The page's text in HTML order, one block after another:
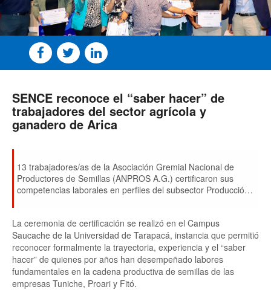
SENCE reconoce el “saber hacer” de
trabajadores del sector agrícola y
ganadero de Arica
13 trabajadores/as de la Asociación Gremial Nacional de
Productores de Semillas (ANPROS A.G.) certificaron sus
competencias laborales en perfiles del subsector Producción
La ceremonia de certificación se realizó en el Campus
Saucache de la Universidad de Tarapacá, instancia que permitió
reconocer formalmente la trayectoria, experiencia y el “saber
hacer” de quienes por años han desempeñado labores
fundamentales en la cadena productiva de semillas de las
empresas Tuniche, Proari y Fitó.